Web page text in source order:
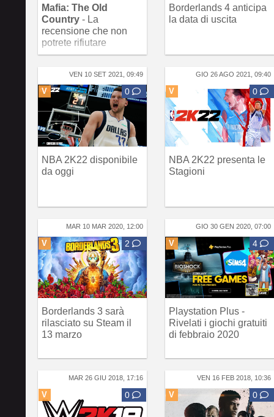
Mafia: The Old
Country - La
recensione che non
potrete rifiutare
Borderlands 4 anticipa
la data di uscita
VEN 10 SET 2021, 09:49
V 0
NBA 2K22 disponibile
da oggi
GIO 26 AGO 2021, 09:40
V 0
NBA 2K22 presenta le
Stagioni
MAR 10 MAR 2020, 12:00
V 2
Borderlands 3 sarà
rilasciato su Steam il
13 marzo
GIO 30 GEN 2020, 07:00
V 4
Playstation Plus -
Rivelati i giochi gratuiti
di febbraio 2020
MAR 26 GIU 2018, 17:16
V 0
VEN 16 FEB 2018, 10:36
V 0